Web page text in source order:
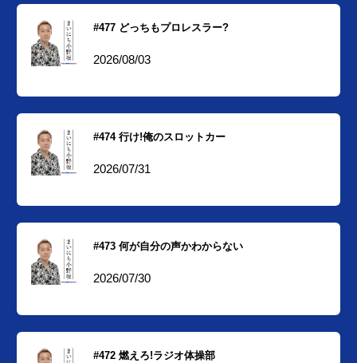
#477 どっちもプロレスラー?
2026/08/03
#474 行け!俺のスロットカー
2026/07/31
#473 何が自分の声かわからない
2026/07/30
#472 燃えろ!ラジオ体操部